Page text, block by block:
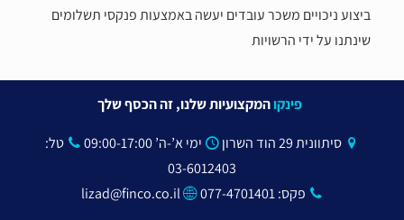
ביצוע ניכויים משכר עובדים יעשה באמצעות פנקסי תשלומים
שינתנו על ידי הרשויות
פינקוהמקצועיות שלנו, זה הכסף שלך
סיתוונית 29 הוד השרון ימי א’-ה’ 09:00-17:00
טל:
03-6012403
פקס:077-4701401